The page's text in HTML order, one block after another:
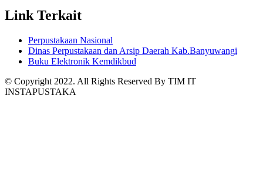
Link Terkait
Perpustakaan Nasional
Dinas Perpustakaan dan Arsip Daerah Kab.Banyuwangi
Buku Elektronik Kemdikbud
© Copyright 2022. All Rights Reserved By TIM IT
INSTAPUSTAKA